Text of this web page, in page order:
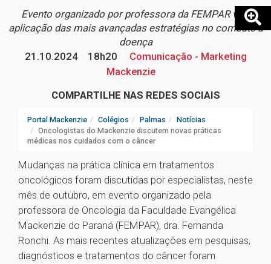
Evento organizado por professora da FEMPAR visa
aplicação das mais avançadas estratégias no combate à
doença
21.10.2024
18h20
Comunicação - Marketing
Mackenzie
COMPARTILHE NAS REDES SOCIAIS
Portal Mackenzie Colégios Palmas
Notícias
Oncologistas do Mackenzie discutem novas práticas
médicas nos cuidados com o câncer
Mudanças na prática clínica em tratamentos
oncológicos foram discutidas por especialistas, neste
mês de outubro, em evento organizado pela
professora de Oncologia da Faculdade Evangélica
Mackenzie do Paraná (FEMPAR), dra. Fernanda
Ronchi. As mais recentes atualizações em pesquisas,
diagnósticos e tratamentos do câncer foram